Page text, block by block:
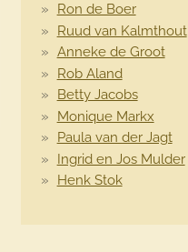
Ron de Boer
Ruud van Kalmthout
Anneke de Groot
Rob Aland
Betty Jacobs
Monique Markx
Paula van der Jagt
Ingrid en Jos Mulder
Henk Stok